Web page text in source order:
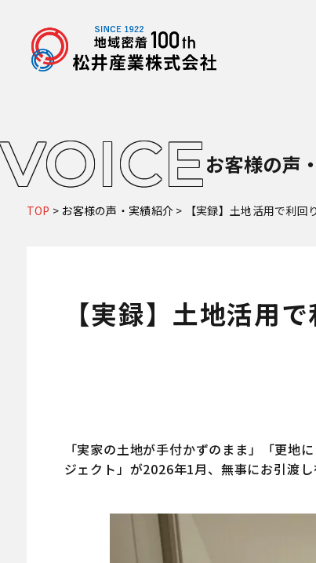
VOICEお客様の声
TOP > お客様の声・実績紹介 > 【実録】土地活用で利
【実録】土地活用
「実家の土地が手付かずのまま」「更地
ジェクト」が2026年1月、無事にお引渡し